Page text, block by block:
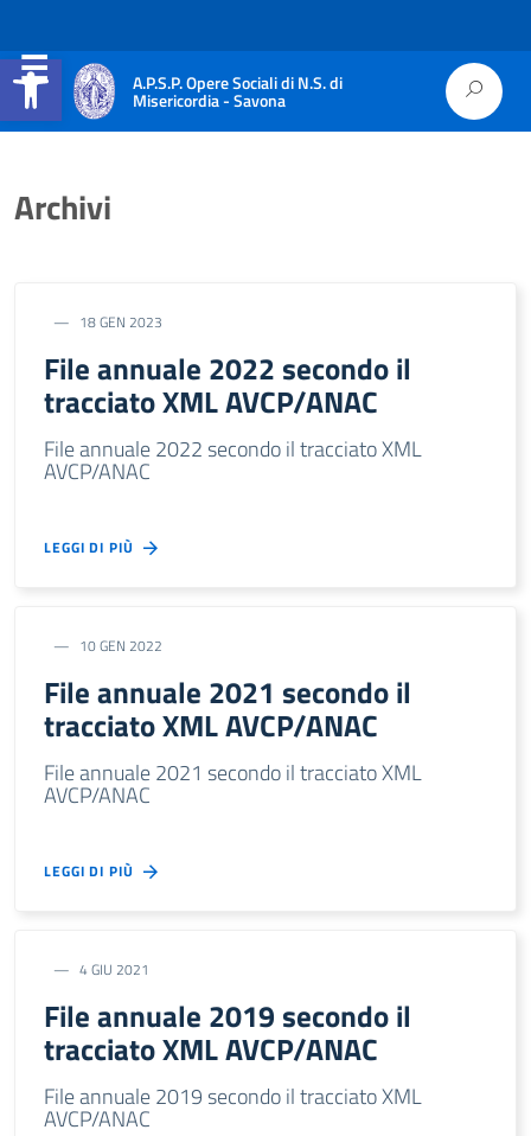
Apri la barra degli strumenti
A.P.S.P. Opere Sociali di N.S. di
Misericordia - Savona
Archivi
18 GEN 2023
File annuale 2022 secondo il
tracciato XML AVCP/ANAC
File annuale 2022 secondo il tracciato XML
AVCP/ANAC
LEGGI DI PIÙ
10 GEN 2022
File annuale 2021 secondo il
tracciato XML AVCP/ANAC
File annuale 2021 secondo il tracciato XML
AVCP/ANAC
LEGGI DI PIÙ
4 GIU 2021
File annuale 2019 secondo il
tracciato XML AVCP/ANAC
File annuale 2019 secondo il tracciato XML
AVCP/ANAC